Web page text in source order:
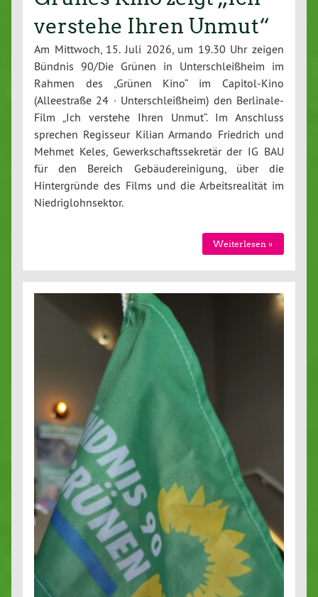
verstehe Ihren Unmut“
Am Mittwoch, 15. Juli 2026, um 19.30 Uhr zeigen
Bündnis 90/Die Grünen in Unterschleißheim im
Rahmen des „Grünen Kino“ im Capitol-Kino
(Alleestraße 24 · Unterschleißheim) den Berlinale-
Film „Ich verstehe Ihren Unmut“. Im Anschluss
sprechen Regisseur Kilian Armando Friedrich und
Mehmet Keles, Gewerkschaftssekretär der IG BAU
für den Bereich Gebäudereinigung, über die
Hintergründe des Films und die Arbeitsrealität im
Niedriglohnsektor.
Weiterlesen »